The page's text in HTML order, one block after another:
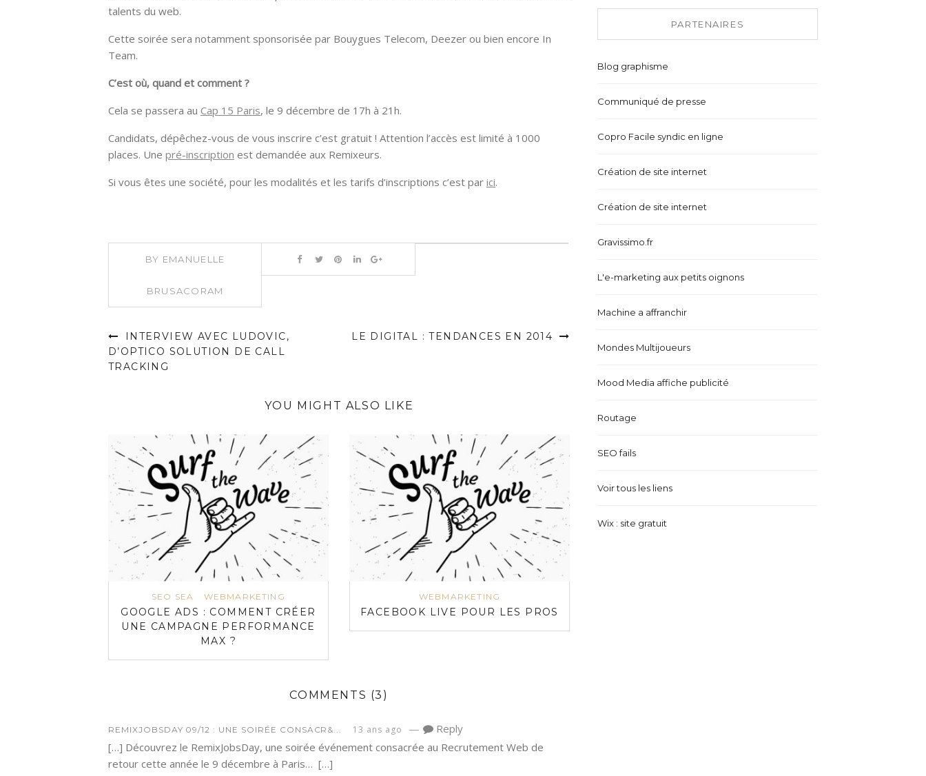
talents du web.
Cette soirée sera notamment sponsorisée par Bouygues Telecom, Deezer ou bien encore In
Team.
C’est où, quand et comment ?
Cela se passera au Cap 15 Paris, le 9 décembre de 17h à 21h.
Candidats, dépêchez-vous de vous inscrire c’est gratuit ! Attention l’accès est limité à 1000
places. Une pré-inscription est demandée aux Remixeurs.
Si vous êtes une société, pour les modalités et les tarifs d’inscriptions c’est par ici.
BY EMANUELLE
BRUSACORAM
INTERVIEW AVEC LUDOVIC,
D’OPTICO SOLUTION DE CALL
TRACKING
LE DIGITAL : TENDANCES EN 2014
YOU MIGHT ALSO LIKE
SEO SEA WEBMARKETING
GOOGLE ADS : COMMENT CRÉER
UNE CAMPAGNE PERFORMANCE
MAX ?
WEBMARKETING
FACEBOOK LIVE POUR LES PROS
COMMENTS (3)
REMIXJOBSDAY 09/12 : UNE SOIRÉE CONSACR&... 13 ans ago —
Reply
[…] Découvrez le RemixJobsDay, une soirée événement consacrée au Recrutement Web de
retour cette année le 9 décembre à Paris… […]
PARTENAIRES
Blog graphisme
Communiqué de presse
Copro Facile syndic en ligne
Création de site internet
Création de site internet
Gravissimo.fr
L'e-marketing aux petits oignons
Machine a affranchir
Mondes Multijoueurs
Mood Media affiche publicité
Routage
SEO fails
Voir tous les liens
Wix : site gratuit